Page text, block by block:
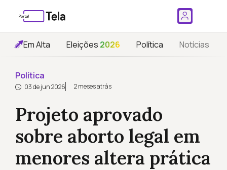
Em Alta Eleições 2026 Política Notícias
Política
03 de jun 2026 2 meses atrás
Projeto aprovado
sobre aborto legal em
menores altera prática